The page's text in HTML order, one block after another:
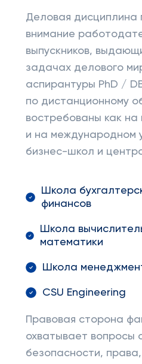
Деловая дисциплина
внимание
выпускников,
задачах делового
аспирантуры PhD /
по дистанционному
востребованы как
и на международном
бизнес-школ и
Школа
финансов
Школа
математики
Школа
CSU Engineering
Правовая сторона
охватывает вопросы
безопасности,